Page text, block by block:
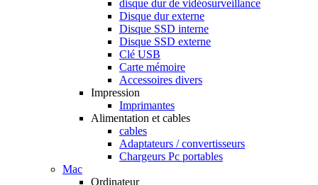
disque dur de vidéosurveillance
Disque dur externe
Disque SSD interne
Disque SSD externe
Clé USB
Carte mémoire
Accessoires divers
Impression
Imprimantes
Alimentation et cables
cables
Adaptateurs / convertisseurs
Chargeurs Pc portables
Mac
Ordinateur